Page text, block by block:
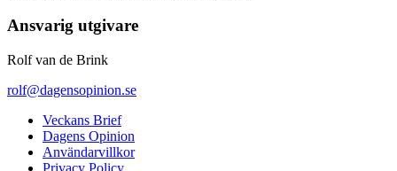
Ansvarig utgivare
Rolf van de Brink
rolf@dagensopinion.se
Veckans Brief
Dagens Opinion
Användarvillkor
Privacy Policy